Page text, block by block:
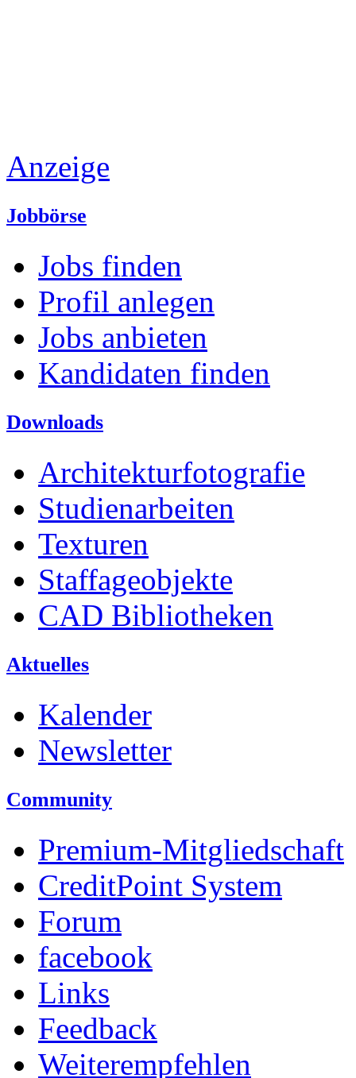
Anzeige
Jobbörse
Jobs finden
Profil anlegen
Jobs anbieten
Kandidaten finden
Downloads
Architekturfotografie
Studienarbeiten
Texturen
Staffageobjekte
CAD Bibliotheken
Aktuelles
Kalender
Newsletter
Community
Premium-Mitgliedschaft
CreditPoint System
Forum
facebook
Links
Feedback
Weiterempfehlen